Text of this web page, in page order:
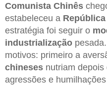
Comunista Chinês
estabeleceu a
estratégia foi seguir o
industrialização
motivos: primeiro a
chineses nutriam
agressões e